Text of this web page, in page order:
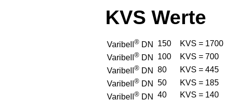
KVS Werte
Varibell ® DN 150
KVS = 1700
Varibell ® DN 100
KVS = 700
Varibell ® DN 80
KVS = 445
Varibell ® DN 50
KVS = 185
Varibell ® DN 40
KVS = 140